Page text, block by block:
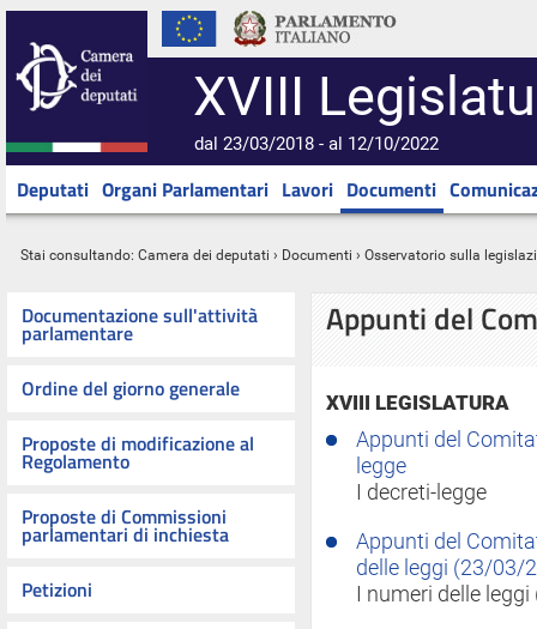
XVIII
dal 23/03/2018 - al 12/10/2022
Deputati Organi Parlamentari Lavori Documenti
Stai consultando: Camera dei deputati › Documenti › Osservatorio sulla
Documentazione sull'attività
parlamentare
Ordine del giorno generale
Proposte di modificazione al
Regolamento
Proposte di Commissioni
parlamentari di inchiesta
Petizioni
Appunti del
XVIII LEGISLATURA
Appunti del
legge
I decreti-legge
Appunti del
delle leggi (23/03/
I numeri delle